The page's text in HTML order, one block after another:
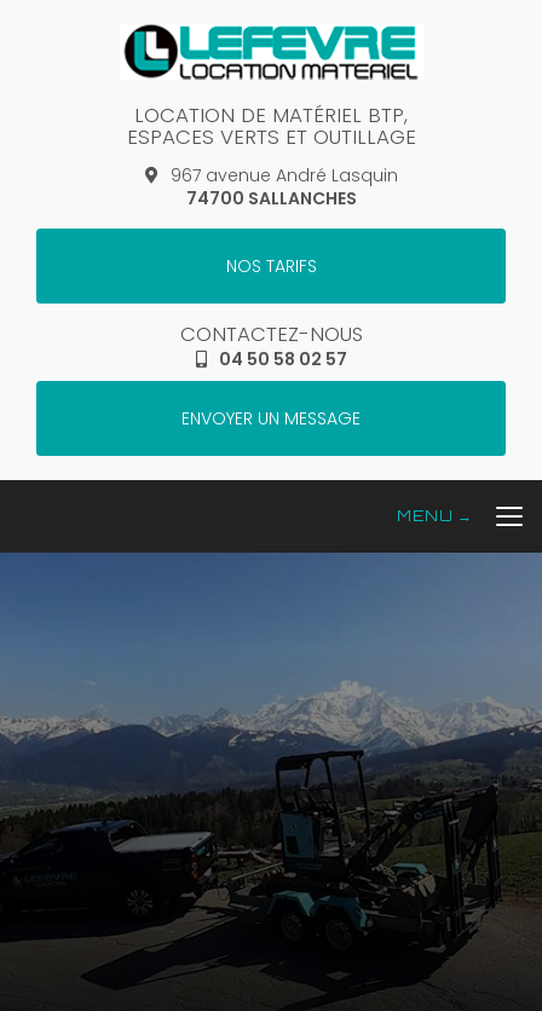
LOCATION DE MATÉRIEL BTP,
ESPACES VERTS ET OUTILLAGE
967 avenue André Lasquin
74700 SALLANCHES
NOS TARIFS
CONTACTEZ-NOUS
04 50 58 02 57
ENVOYER UN MESSAGE